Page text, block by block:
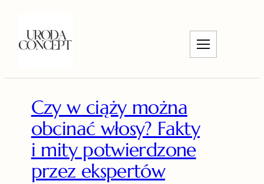
treści
Czy w ciąży można
obcinać włosy? Fakty
i mity potwierdzone
przez ekspertów